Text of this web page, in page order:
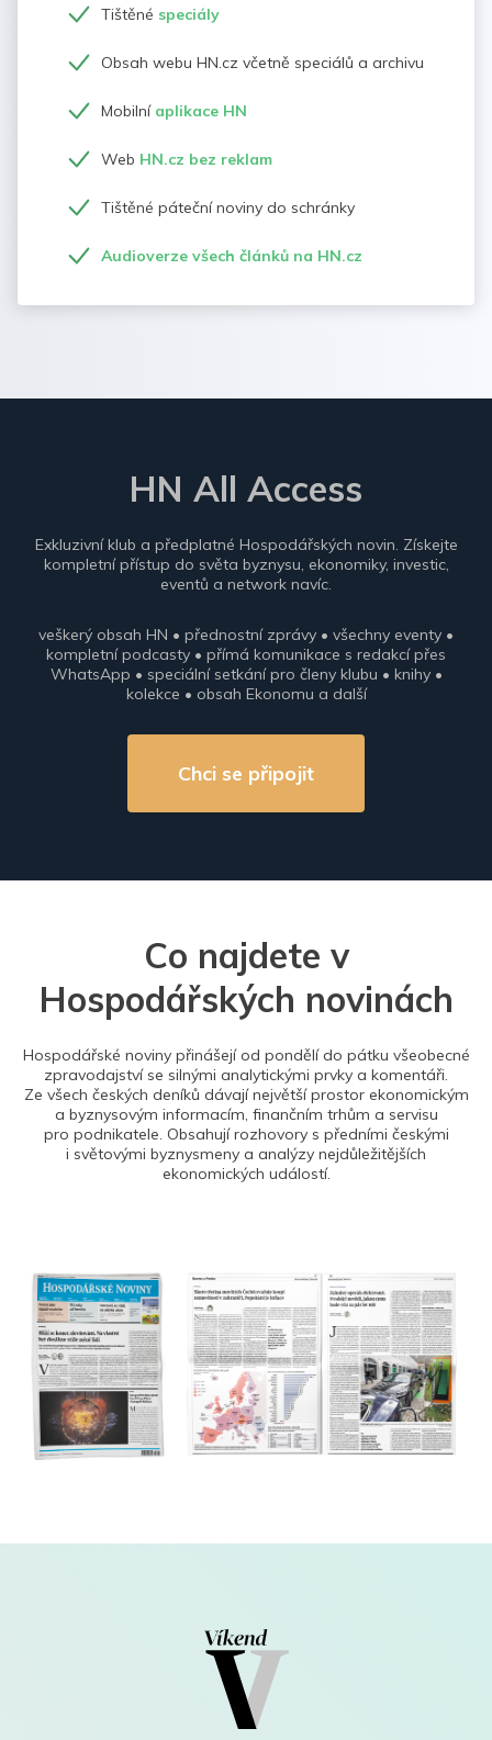
Tištěné speciály
Obsah webu HN.cz včetně speciálů a archivu
Mobilní aplikace HN
Web HN.cz bez reklam
Tištěné páteční noviny do schránky
Audioverze všech článků na HN.cz
HN All Access
Exkluzivní klub a předplatné Hospodářských novin. Získejte
kompletní přístup do světa byznysu, ekonomiky, investic,
eventů a network navíc.
veškerý obsah HN • přednostní zprávy • všechny eventy •
kompletní podcasty • přímá komunikace s redakcí přes
WhatsApp • speciální setkání pro členy klubu • knihy •
kolekce • obsah Ekonomu a další
Chci se připojit
Co najdete v
Hospodářských novinách
Hospodářské noviny přinášejí od pondělí do pátku všeobecné
zpravodajství se silnými analytickými prvky a komentáři.
Ze všech českých deníků dávají největší prostor ekonomickým
a byznysovým informacím, finančním trhům a servisu
pro podnikatele. Obsahují rozhovory s předními českými
i světovými byznysmeny a analýzy nejdůležitějších
ekonomických událostí.